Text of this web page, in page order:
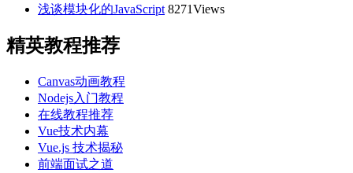
浅谈模块化的JavaScript 8271Views
精英教程推荐
Canvas动画教程
Nodejs入门教程
在线教程推荐
Vue技术内幕
Vue.js 技术揭秘
前端面试之道